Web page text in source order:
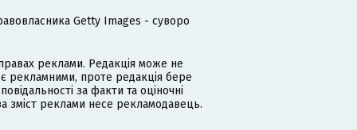
Getty Images - суворо
реклами. Редакція може не
рекламними, проте редакція бере
за факти та оціночні
зміст реклами несе рекламодавець.